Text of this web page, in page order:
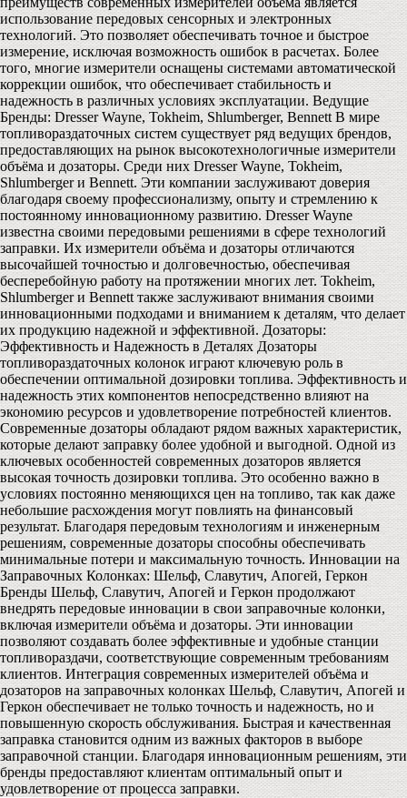
использование передовых сенсорных и электронных
технологий. Это позволяет обеспечивать точное и быстрое
измерение, исключая возможность ошибок в расчетах. Более
того, многие измерители оснащены системами автоматической
коррекции ошибок, что обеспечивает стабильность и
надежность в различных условиях эксплуатации. Ведущие
Бренды: Dresser Wayne, Tokheim, Shlumberger, Bennett В мире
топливораздаточных систем существует ряд ведущих брендов,
предоставляющих на рынок высокотехнологичные измерители
объёма и дозаторы. Среди них Dresser Wayne, Tokheim,
Shlumberger и Bennett. Эти компании заслуживают доверия
благодаря своему профессионализму, опыту и стремлению к
постоянному инновационному развитию. Dresser Wayne
известна своими передовыми решениями в сфере технологий
заправки. Их измерители объёма и дозаторы отличаются
высочайшей точностью и долговечностью, обеспечивая
бесперебойную работу на протяжении многих лет. Tokheim,
Shlumberger и Bennett также заслуживают внимания своими
инновационными подходами и вниманием к деталям, что делает
их продукцию надежной и эффективной. Дозаторы:
Эффективность и Надежность в Деталях Дозаторы
топливораздаточных колонок играют ключевую роль в
обеспечении оптимальной дозировки топлива. Эффективность и
надежность этих компонентов непосредственно влияют на
экономию ресурсов и удовлетворение потребностей клиентов.
Современные дозаторы обладают рядом важных характеристик,
которые делают заправку более удобной и выгодной. Одной из
ключевых особенностей современных дозаторов является
высокая точность дозировки топлива. Это особенно важно в
условиях постоянно меняющихся цен на топливо, так как даже
небольшие расхождения могут повлиять на финансовый
результат. Благодаря передовым технологиям и инженерным
решениям, современные дозаторы способны обеспечивать
минимальные потери и максимальную точность. Инновации на
Заправочных Колонках: Шельф, Славутич, Апогей, Геркон
Бренды Шельф, Славутич, Апогей и Геркон продолжают
внедрять передовые инновации в свои заправочные колонки,
включая измерители объёма и дозаторы. Эти инновации
позволяют создавать более эффективные и удобные станции
топливораздачи, соответствующие современным требованиям
клиентов. Интеграция современных измерителей объёма и
дозаторов на заправочных колонках Шельф, Славутич, Апогей и
Геркон обеспечивает не только точность и надежность, но и
повышенную скорость обслуживания. Быстрая и качественная
заправка становится одним из важных факторов в выборе
заправочной станции. Благодаря инновационным решениям, эти
бренды предоставляют клиентам оптимальный опыт и
удовлетворение от процесса заправки.